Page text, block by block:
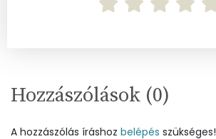
Víz
Összesen
Hozzászólások (0)
A hozzászólás íráshoz belépés szükséges!